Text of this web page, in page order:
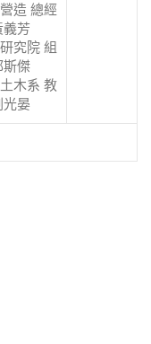
造 總經
義芳
究院 組
斯傑
木系 教
光晏